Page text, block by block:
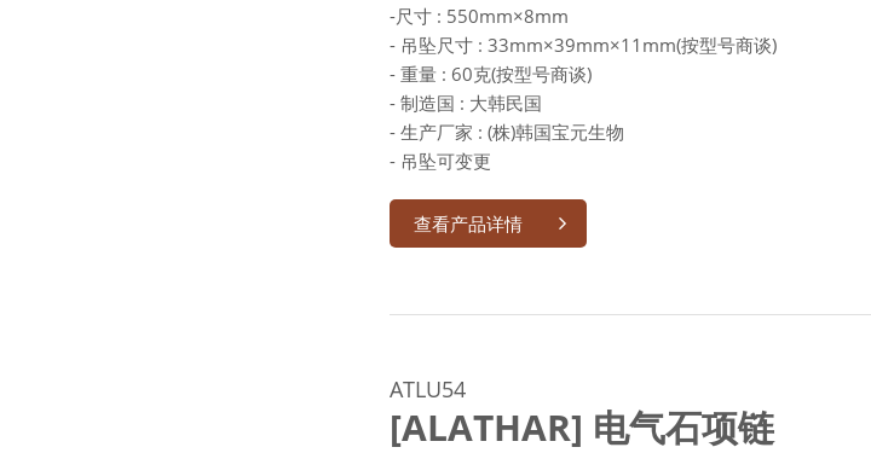
-尺寸 : 550mm×8mm
- 吊坠尺寸 : 33mm×39mm×11mm(按型号商谈)
- 重量 : 60克(按型号商谈)
- 制造国 : 大韩民国
- 生产厂家 : (株)韩国宝元生物
- 吊坠可变更
查看产品详情
ATLU54
[ALATHAR] 电气石项链